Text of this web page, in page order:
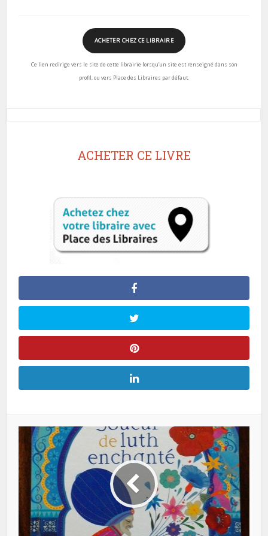
ACHETER CHEZ CE LIBRAIRE
Ce lien redirige vers le site de cette librairie lorsqu’un site est renseigné dans son
profil, ou vers Place des Libraires par défaut.
ACHETER CE LIVRE